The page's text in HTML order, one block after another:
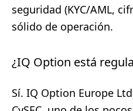
seguridad (KYC/AML,
sólido de operación.
¿IQ Option está
Sí. IQ Option Europe